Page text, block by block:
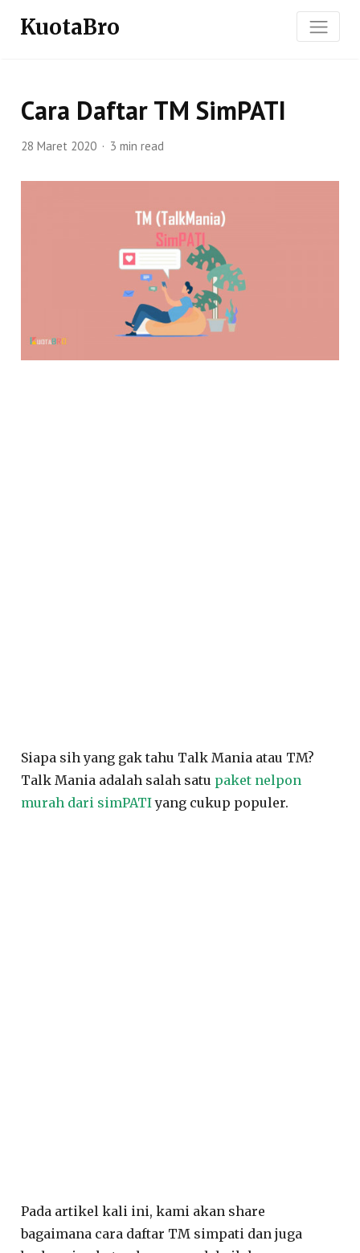
KuotaBro
Cara Daftar TM SimPATI
28 Maret 2020 3 min read
Siapa sih yang gak tahu Talk Mania atau TM?
Talk Mania adalah salah satu paket nelpon
murah dari simPATIyang cukup populer.
Pada artikel kali ini, kami akan share
bagaimana cara daftar TM simpati dan juga